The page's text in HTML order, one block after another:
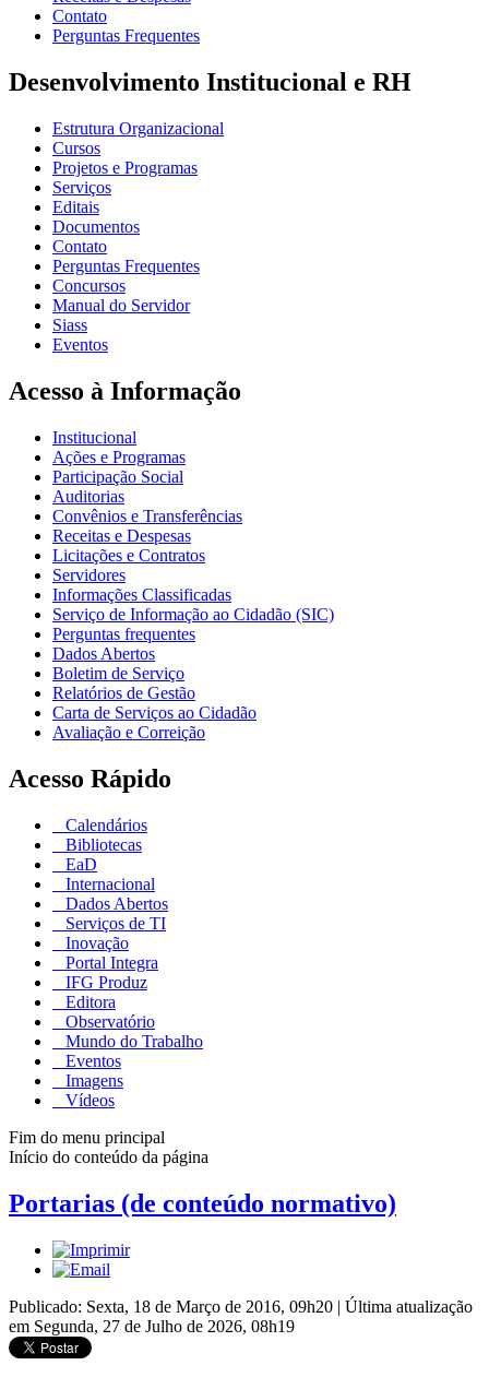
Contato
Perguntas Frequentes
Desenvolvimento Institucional e RH
Estrutura Organizacional
Cursos
Projetos e Programas
Serviços
Editais
Documentos
Contato
Perguntas Frequentes
Concursos
Manual do Servidor
Siass
Eventos
Acesso à Informação
Institucional
Ações e Programas
Participação Social
Auditorias
Convênios e Transferências
Receitas e Despesas
Licitações e Contratos
Servidores
Informações Classificadas
Serviço de Informação ao Cidadão (SIC)
Perguntas frequentes
Dados Abertos
Boletim de Serviço
Relatórios de Gestão
Carta de Serviços ao Cidadão
Avaliação e Correição
Acesso Rápido
Calendários
Bibliotecas
EaD
Internacional
Dados Abertos
Serviços de TI
Inovação
Portal Integra
IFG Produz
Editora
Observatório
Mundo do Trabalho
Eventos
Imagens
Vídeos
Fim do menu principal
Início do conteúdo da página
Portarias (de conteúdo normativo)
Publicado: Sexta, 18 de Março de 2016, 09h20 | Última atualização
em Segunda, 27 de Julho de 2026, 08h19